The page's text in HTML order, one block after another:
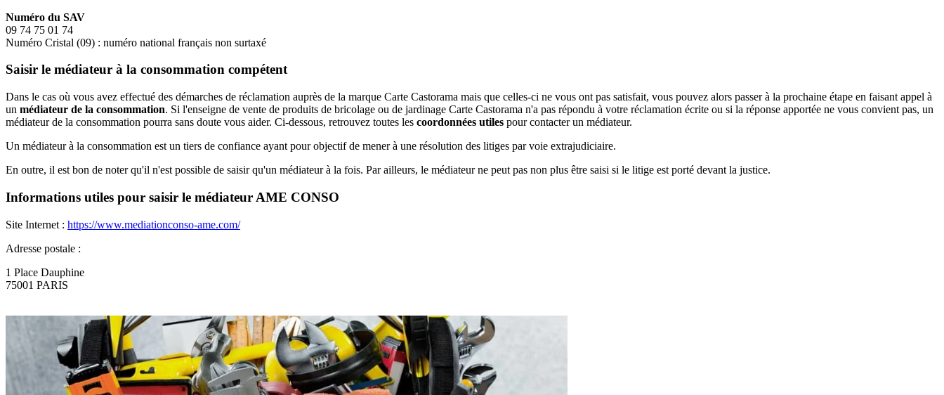
Numéro du SAV
09 74 75 01 74
Numéro Cristal (09) : numéro national français non surtaxé
Saisir le médiateur à la consommation compétent
Dans le cas où vous avez effectué des démarches de réclamation auprès de la marque Carte Castorama mais que celles-ci ne vous ont pas satisfait, vous pouvez alors passer à la prochaine étape en faisant appel à
un médiateur de la consommation. Si l'enseigne de vente de produits de bricolage ou de jardinage Carte Castorama n'a pas répondu à votre réclamation écrite ou si la réponse apportée ne vous convient pas, un
médiateur de la consommation pourra sans doute vous aider. Ci-dessous, retrouvez toutes les coordonnées utiles pour contacter un médiateur.
Un médiateur à la consommation est un tiers de confiance ayant pour objectif de mener à une résolution des litiges par voie extrajudiciaire.
En outre, il est bon de noter qu'il n'est possible de saisir qu'un médiateur à la fois. Par ailleurs, le médiateur ne peut pas non plus être saisi si le litige est porté devant la justice.
Informations utiles pour saisir le médiateur AME CONSO
Site Internet : https://www.mediationconso-ame.com/
Adresse postale :
1 Place Dauphine
75001 PARIS